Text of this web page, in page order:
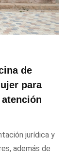
de
para
jurídica y
además de